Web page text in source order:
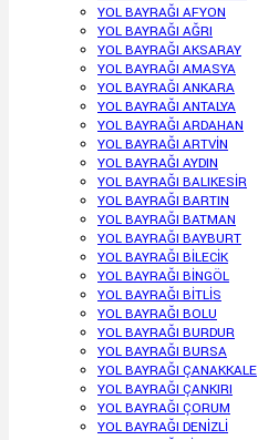
YOL BAYRAĞI AFYON
YOL BAYRAĞI AĞRI
YOL BAYRAĞI AKSARAY
YOL BAYRAĞI AMASYA
YOL BAYRAĞI ANKARA
YOL BAYRAĞI ANTALYA
YOL BAYRAĞI ARDAHAN
YOL BAYRAĞI ARTVİN
YOL BAYRAĞI AYDIN
YOL BAYRAĞI BALIKESİR
YOL BAYRAĞI BARTIN
YOL BAYRAĞI BATMAN
YOL BAYRAĞI BAYBURT
YOL BAYRAĞI BİLECİK
YOL BAYRAĞI BİNGÖL
YOL BAYRAĞI BİTLİS
YOL BAYRAĞI BOLU
YOL BAYRAĞI BURDUR
YOL BAYRAĞI BURSA
YOL BAYRAĞI ÇANAKKALE
YOL BAYRAĞI ÇANKIRI
YOL BAYRAĞI ÇORUM
YOL BAYRAĞI DENİZLİ